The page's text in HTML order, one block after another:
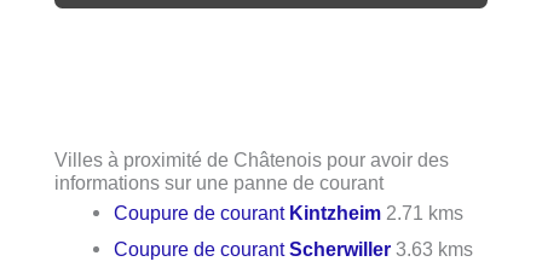
Villes à proximité de Châtenois pour avoir des
informations sur une panne de courant
Coupure de courant Kintzheim 2.71 kms
Coupure de courantScherwiller 3.63 kms